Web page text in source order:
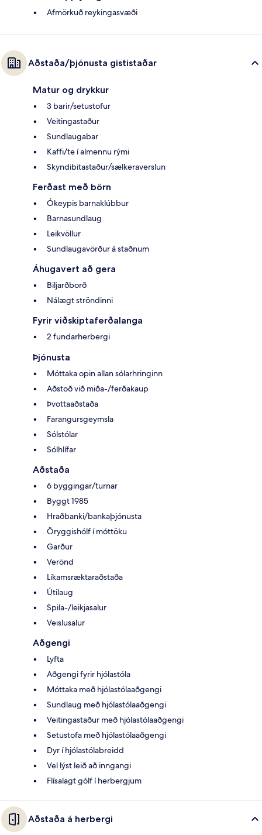
Afmörkuð reykingasvæði
Aðstaða/þjónusta gististaðar
Matur og drykkur
3 barir/setustofur
Veitingastaður
Sundlaugabar
Kaffi/te í almennu rými
Skyndibitastaður/sælkeraverslun
Ferðast með börn
Ókeypis barnaklúbbur
Barnasundlaug
Leikvöllur
Sundlaugavörður á staðnum
Áhugavert að gera
Biljarðborð
Nálægt ströndinni
Fyrir viðskiptaferðalanga
2 fundarherbergi
Þjónusta
Móttaka opin allan sólarhringinn
Aðstoð við miða-/ferðakaup
Þvottaaðstaða
Farangursgeymsla
Sólstólar
Sólhlífar
Aðstaða
6 byggingar/turnar
Byggt 1985
Hraðbanki/bankaþjónusta
Öryggishólf í móttöku
Garður
Verönd
Líkamsræktaraðstaða
Útilaug
Spila-/leikjasalur
Veislusalur
Aðgengi
Lyfta
Aðgengi fyrir hjólastóla
Móttaka með hjólastólaaðgengi
Sundlaug með hjólastólaaðgengi
Veitingastaður með hjólastólaaðgengi
Setustofa með hjólastólaaðgengi
Dyr í hjólastólabreidd
Vel lýst leið að inngangi
Flísalagt gólf í herbergjum
Aðstaða á herbergi